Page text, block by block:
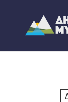
content